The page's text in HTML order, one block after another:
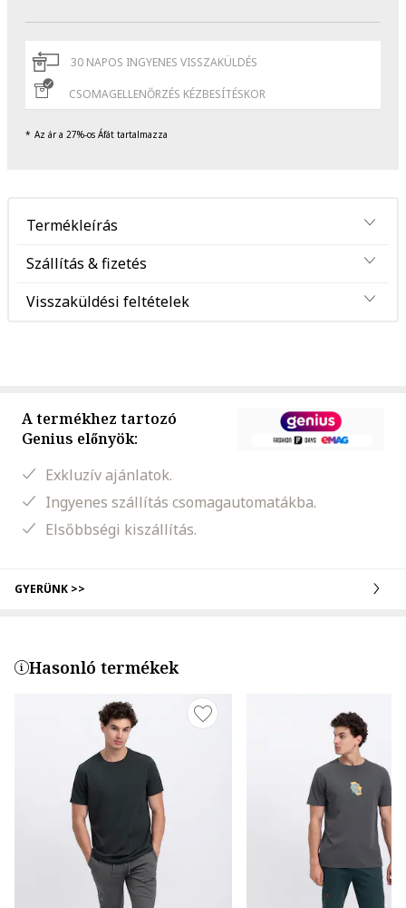
30 NAPOS INGYENES VISSZAKÜLDÉS
CSOMAGELLENŐRZÉS KÉZBESÍTÉSKOR
Az ár a 27%-os Áfát tartalmazza
Termékleírás
Szállítás & fizetés
Visszaküldési feltételek
A termékhez tartozó
Genius előnyök:
Exkluzív ajánlatok.
Ingyenes szállítás csomagautomatákba.
Elsőbbségi kiszállítás.
GYERÜNK >>
Hasonló termékek